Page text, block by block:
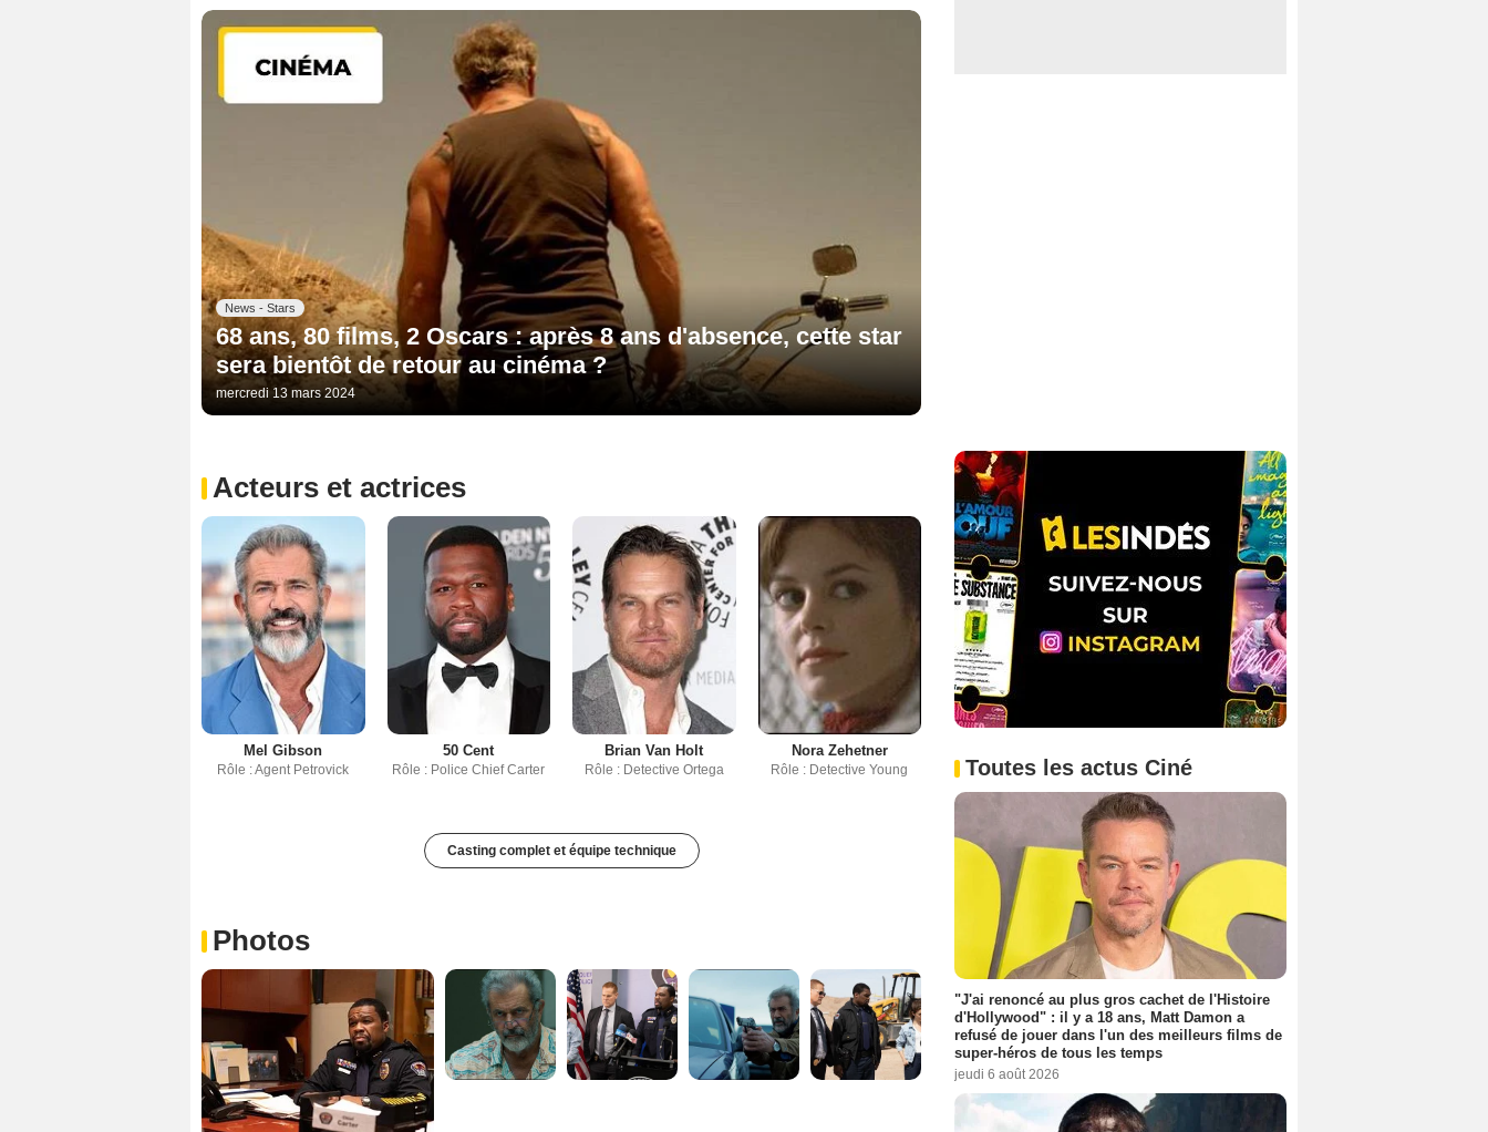
News - Stars
68 ans, 80 films, 2 Oscars : après 8 ans d'absence, cette star
sera bientôt de retour au cinéma ?
mercredi 13 mars 2024
Acteurs et actrices
Mel Gibson
Rôle : Agent Petrovick
50 Cent
Rôle : Police Chief Carter
Brian Van Holt
Rôle : Detective Ortega
Nora Zehetner
Rôle : Detective Young
Casting complet et équipe technique
Photos
Toutes les actus Ciné
"J'ai renoncé au plus gros cachet de l'Histoire
d'Hollywood" : il y a 18 ans, Matt Damon a
refusé de jouer dans l'un des meilleurs films de
super-héros de tous les temps
jeudi 6 août 2026